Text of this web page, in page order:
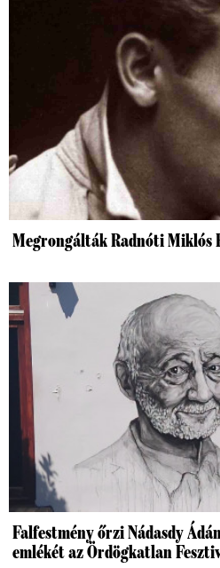
Megrongálták Radnóti Miklós
Falfestmény őrzi Nádasdy
emlékét az Ördögkatlan